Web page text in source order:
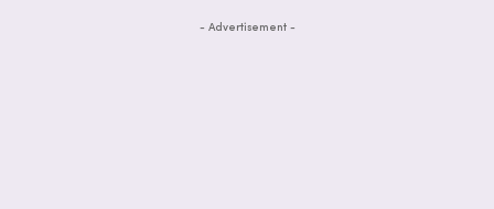
- Advertisement -